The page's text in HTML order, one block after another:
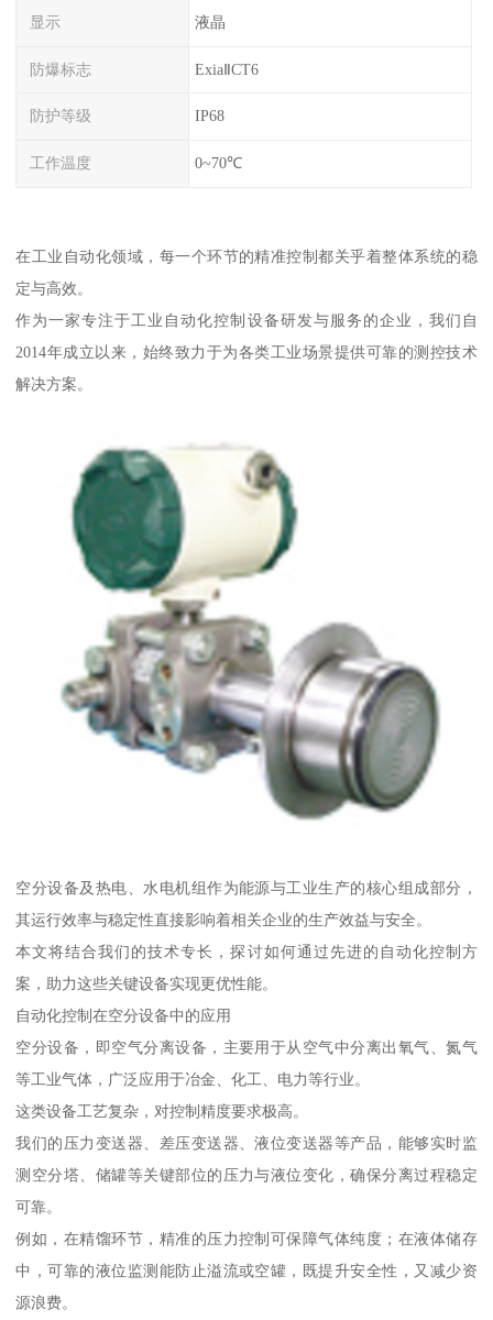
显示 液晶
防爆标志 ExiaⅡCT6
防护等级 IP68
工作温度 0~70℃
在工业自动化领域，每一个环节的精准控制都关乎着整体系统的稳
定与高效。
作为一家专注于工业自动化控制设备研发与服务的企业，我们自
2014年成立以来，始终致力于为各类工业场景提供可靠的测控技术
解决方案。
空分设备及热电、水电机组作为能源与工业生产的核心组成部分，
其运行效率与稳定性直接影响着相关企业的生产效益与安全。
本文将结合我们的技术专长，探讨如何通过先进的自动化控制方
案，助力这些关键设备实现更优性能。
自动化控制在空分设备中的应用
空分设备，即空气分离设备，主要用于从空气中分离出氧气、氮气
等工业气体，广泛应用于冶金、化工、电力等行业。
这类设备工艺复杂，对控制精度要求极高。
我们的压力变送器、差压变送器、液位变送器等产品，能够实时监
测空分塔、储罐等关键部位的压力与液位变化，确保分离过程稳定
可靠。
例如，在精馏环节，精准的压力控制可保障气体纯度；在液体储存
中，可靠的液位监测能防止溢流或空罐，既提升安全性，又减少资
源浪费。